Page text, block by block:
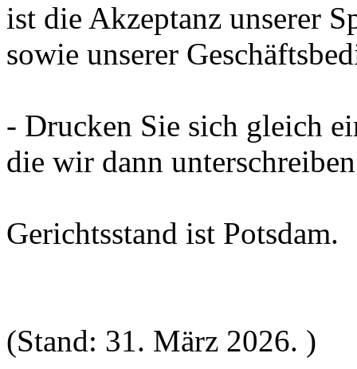
ist die Akzeptanz unserer
sowie unserer
- Drucken Sie sich gleich
die wir dann
Gerichtsstand ist Potsdam.
(Stand: 31. März 2026. )